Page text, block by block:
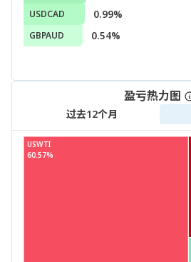
USDCAD 0.99%
GBPAUD 0.54%
盈亏热力图
过去12个月
USWTI
60.57%